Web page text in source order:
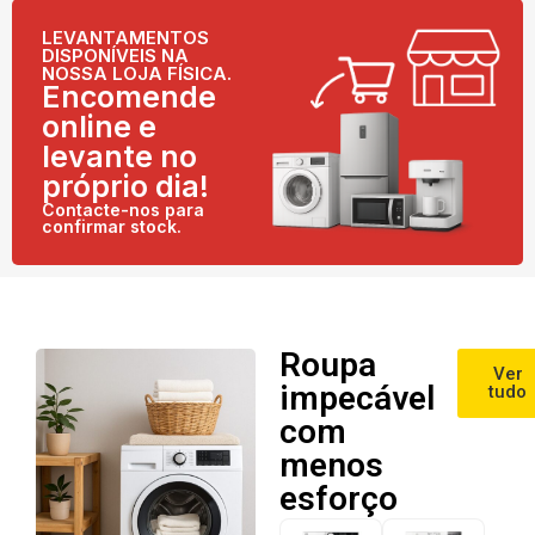
LEVANTAMENTOS
DISPONÍVEIS NA
NOSSA LOJA FÍSICA.
Encomende
online e
levante no
próprio dia!
Contacte-nos para
confirmar stock.
Roupa
impecável
com
menos
esforço
Ver
tudo